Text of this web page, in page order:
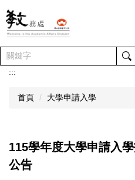
跳
到
主
要
內
容
:::
首頁 大學申請入學
115學年度大學申請入
公告